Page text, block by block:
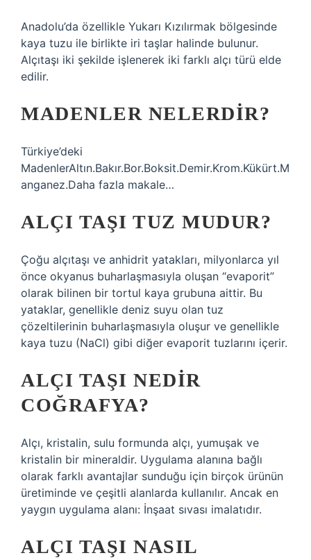
Anadolu’da özellikle Yukarı Kızılırmak bölgesinde
kaya tuzu ile birlikte iri taşlar halinde bulunur.
Alçıtaşı iki şekilde işlenerek iki farklı alçı türü elde
edilir.
MADENLER NELERDIR?
Türkiye’deki
MadenlerAltın.Bakır.Bor.Boksit.Demir.Krom.Kükürt.M
anganez.Daha fazla makale…
ALÇI TAŞI TUZ MUDUR?
Çoğu alçıtaşı ve anhidrit yatakları, milyonlarca yıl
önce okyanus buharlaşmasıyla oluşan “evaporit”
olarak bilinen bir tortul kaya grubuna aittir. Bu
yataklar, genellikle deniz suyu olan tuz
çözeltilerinin buharlaşmasıyla oluşur ve genellikle
kaya tuzu (NaCl) gibi diğer evaporit tuzlarını içerir.
ALÇI TAŞI NEDIR
COĞRAFYA?
Alçı, kristalin, sulu formunda alçı, yumuşak ve
kristalin bir mineraldir. Uygulama alanına bağlı
olarak farklı avantajlar sunduğu için birçok ürünün
üretiminde ve çeşitli alanlarda kullanılır. Ancak en
yaygın uygulama alanı: İnşaat sıvası imalatıdır.
ALÇI TAŞI NASIL